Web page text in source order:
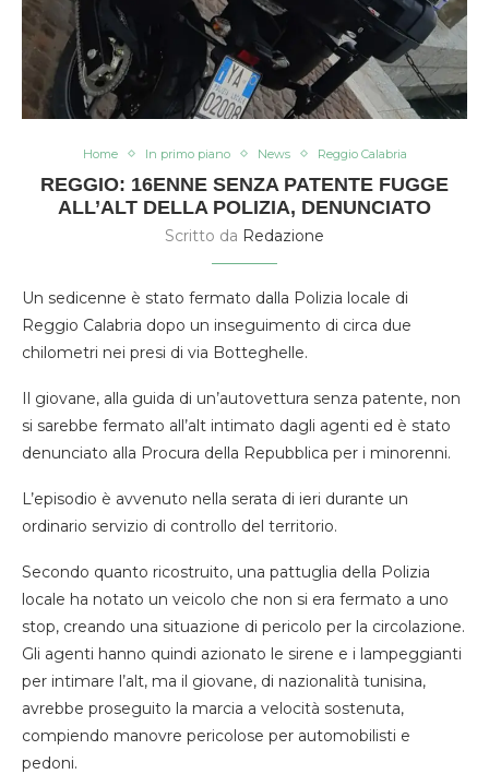
Home In primo piano News Reggio Calabria
REGGIO: 16ENNE SENZA PATENTE FUGGE
ALL’ALT DELLA POLIZIA, DENUNCIATO
Scritto da Redazione
Un sedicenne è stato fermato dalla Polizia locale di
Reggio Calabria dopo un inseguimento di circa due
chilometri nei presi di via Botteghelle.
Il giovane, alla guida di un’autovettura senza patente, non
si sarebbe fermato all’alt intimato dagli agenti ed è stato
denunciato alla Procura della Repubblica per i minorenni.
L’episodio è avvenuto nella serata di ieri durante un
ordinario servizio di controllo del territorio.
Secondo quanto ricostruito, una pattuglia della Polizia
locale ha notato un veicolo che non si era fermato a uno
stop, creando una situazione di pericolo per la circolazione.
Gli agenti hanno quindi azionato le sirene e i lampeggianti
per intimare l’alt, ma il giovane, di nazionalità tunisina,
avrebbe proseguito la marcia a velocità sostenuta,
compiendo manovre pericolose per automobilisti e
pedoni.